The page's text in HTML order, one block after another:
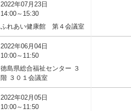
2022年07月23日
14:00～15:30
ふれあい健康館 第４会議室
2022年06月04日
10:00～11:50
徳島県総合福祉センター ３
階 ３０１会議室
2022年02月05日
10:00～11:50